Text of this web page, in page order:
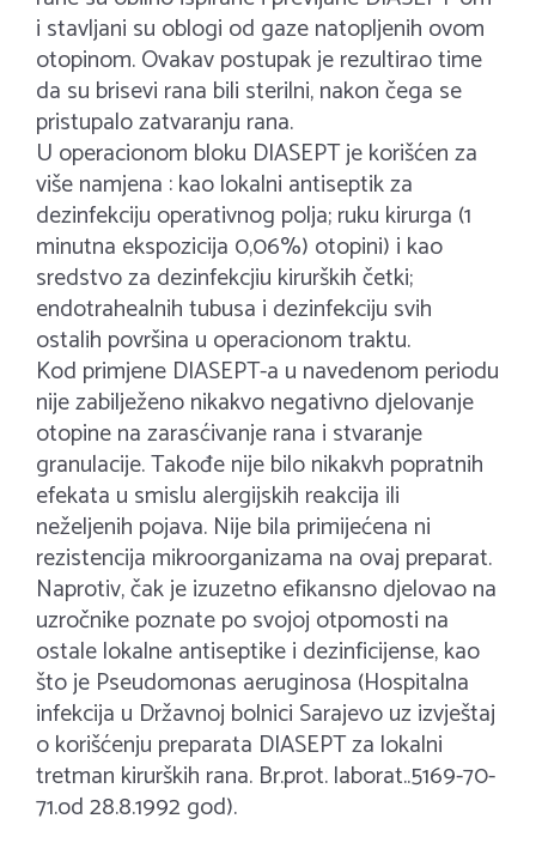
i stavljani su oblogi od gaze natopljenih ovom
otopinom. Ovakav postupak je rezultirao time
da su brisevi rana bili sterilni, nakon čega se
pristupalo zatvaranju rana.
U operacionom bloku DIASEPT je korišćen za
više namjena : kao lokalni antiseptik za
dezinfekciju operativnog polja; ruku kirurga (1
minutna ekspozicija 0,06%) otopini) i kao
sredstvo za dezinfekcjiu kirurških četki;
endotrahealnih tubusa i dezinfekciju svih
ostalih površina u operacionom traktu.
Kod primjene DIASEPT-a u navedenom periodu
nije zabilježeno nikakvo negativno djelovanje
otopine na zarasćivanje rana i stvaranje
granulacije. Takođe nije bilo nikakvh popratnih
efekata u smislu alergijskih reakcija ili
neželjenih pojava. Nije bila primijećena ni
rezistencija mikroorganizama na ovaj preparat.
Naprotiv, čak je izuzetno efikansno djelovao na
uzročnike poznate po svojoj otpomosti na
ostale lokalne antiseptike i dezinficijense, kao
što je Pseudomonas aeruginosa (Hospitalna
infekcija u Državnoj bolnici Sarajevo uz izvještaj
o korišćenju preparata DIASEPT za lokalni
tretman kirurških rana. Br.prot. laborat..5169-70-
71.od 28.8.1992 god).